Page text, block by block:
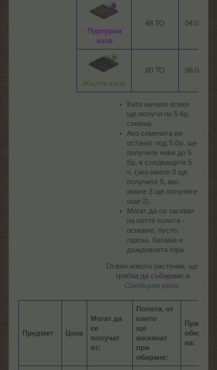
Пурпурна
кала
48 ТО​ 04:00​
Жълта кала
80 ТО​ 06:00​
Като начало всеки
ще получи по 5 бр.
семена.
Ако семената ви
останат под 5 бр. ще
получите нови до 5
бр. в следващите 5
ч. (ако имате 0 ще
получите 5, ако
имате 3 ще получите
още 2).
Могат да се засяват
на петте полета -
основно, пусто,
горска, бахама и
дъждовната гора.
Освен новото растение, ще
трябва да събираме и
Сребърна роса.
Предмет Цена
Могат да
се
получат
от:
Полета, от
които
ще
изскачат
при
обиране:
При
обиране
на: